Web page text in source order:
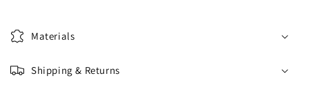
Materials
Shipping & Returns